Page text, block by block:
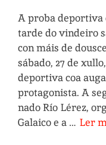
A proba deportiva
tarde do vindeiro
con máis de
sábado, 27 de
deportiva coa
protagonista. A
nado Río Lérez,
Galaico e a … Ler